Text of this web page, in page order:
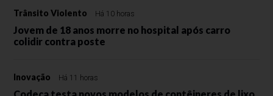
Trânsito Violento Há 10 horas
Jovem de 18 anos morre no hospital após carro
colidir contra poste
Inovação Há 11 horas